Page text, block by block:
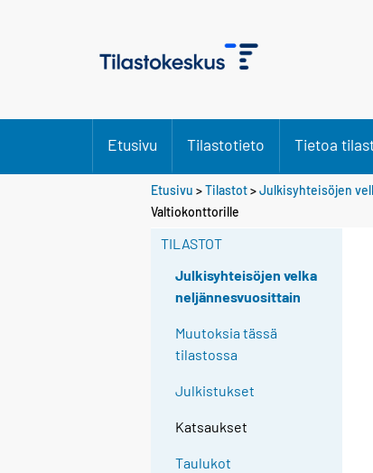
Etusivu Tilastotieto Tietoa
Etusivu >Tilastot>Julkisyhteisöjen
Valtiokonttorille
TILASTOT
Julkisyhteisöjen velka
neljännesvuosittain
Muutoksia tässä
tilastossa
Julkistukset
Katsaukset
Taulukot